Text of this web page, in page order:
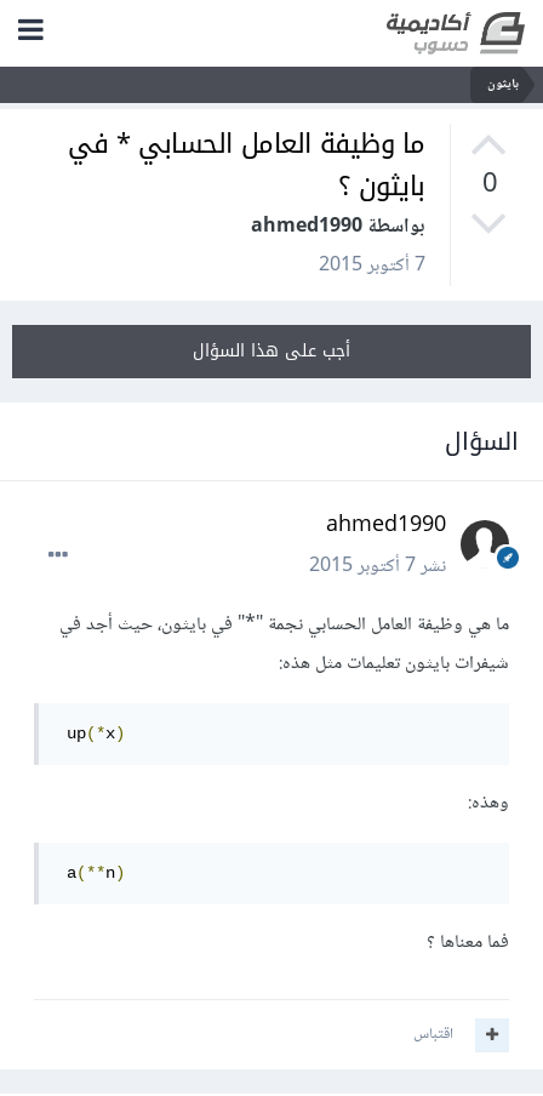
بايثون
0
ما وظيفة العامل الحسابي * في
بايثون ؟
بواسطة ahmed1990
7 أكتوبر 2015
أجب على هذا السؤال
السؤال
ahmed1990
نشر7 أكتوبر 2015
ما هي وظيفة العامل الحسابي نجمة "*" في بايثون، حيث أجد في
شيفرات بايثون تعليمات مثل هذه:
up(*x)
وهذه:
a(**n)
فما معناها ؟
اقتباس